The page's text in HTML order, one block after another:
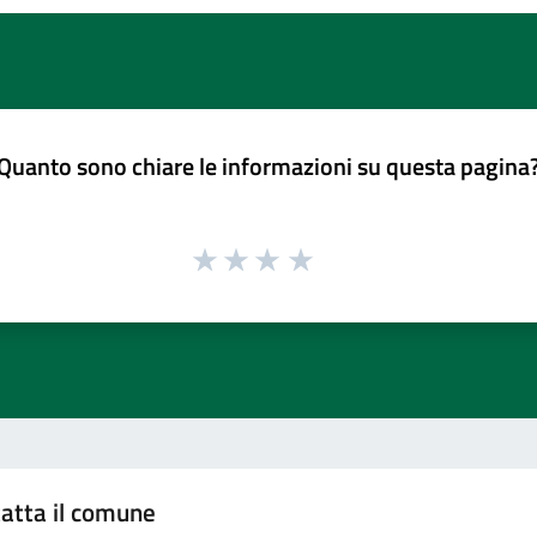
sono chiare le informazioni su questa
il comune